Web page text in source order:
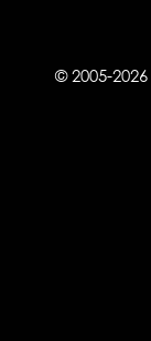
© 2005-2026